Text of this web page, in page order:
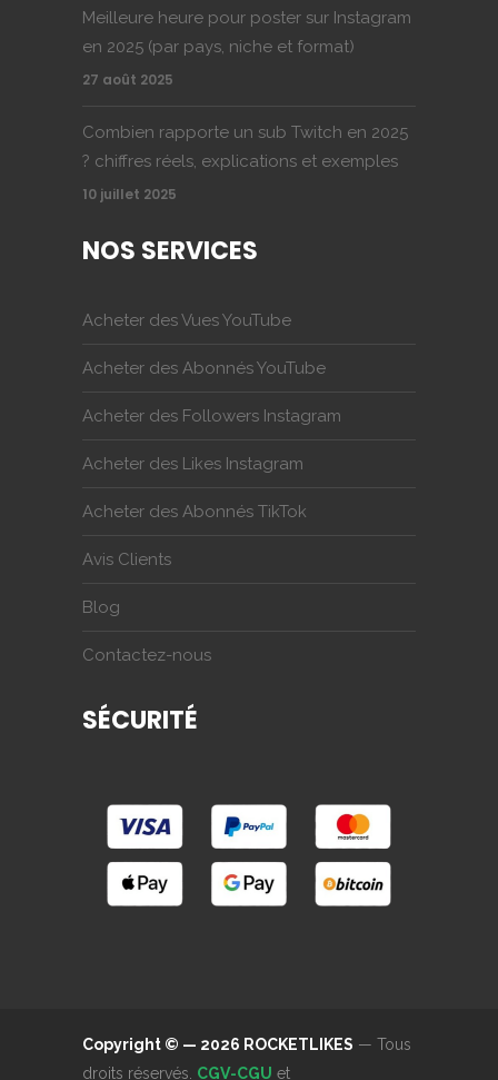
Meilleure heure pour poster sur Instagram
en 2025 (par pays, niche et format)
27 août 2025
Combien rapporte un sub Twitch en 2025
? chiffres réels, explications et exemples
10 juillet 2025
NOS SERVICES
Acheter des Vues YouTube
Acheter des Abonnés YouTube
Acheter des Followers Instagram
Acheter des Likes Instagram
Acheter des Abonnés TikTok
Avis Clients
Blog
Contactez-nous
SÉCURITÉ
Copyright © — 2026 ROCKETLIKES — Tous
droits réservés. CGV-CGU et